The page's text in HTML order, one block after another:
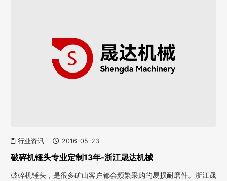
行业资讯 2016-05-23
破碎机锤头专业定制13年-浙江晟达机械
破碎机锤头，是很多矿山客户都会频繁采购的易损耐磨件。浙江晟